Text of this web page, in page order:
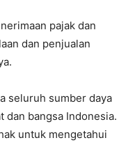
pajak dan
dan penjualan
seluruh sumber daya
dan bangsa Indonesia.
untuk mengetahui